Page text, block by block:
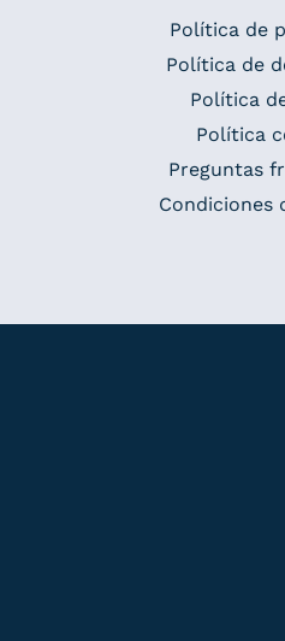
Política de
Política de
Política
Política
Preguntas
Condiciones